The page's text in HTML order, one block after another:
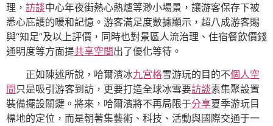
理， 訪談中心年夜街熱心熱爐等渺小場景，讓游客保存下被
悉心庇護的暖和記憶。游客滿足度數據顯示，超八成游客賜
與“知足”及以上評價，同時也對景區人流治理、住宿餐飲價錢
通明度等方面提共享空間出了優化等待。
正如陳述所說，哈爾濱冰九宮格雪游玩的目的不個人空
間 只是吸引游客到訪，更要打造全球冰雪要訪談素集聚設置
裝備擺設關鍵。將來，哈爾濱將不再局限于分享夏季游玩目
標地的定位，而是朝著集藝術、科技、活動與國際交通于一